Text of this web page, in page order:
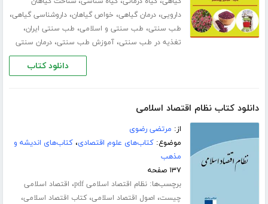
دارویی،درمان گیاهی، خواص گیاهان،داروشناسی گیاهی،
طب سنتی، طب سنتی و اسلامی، طب سنتی ایران،
تغذیه در طب سنتی،آموزش طب سنتی،درمان سنتی
دانلود کتاب
دانلود کتاب نظام اقتصاد اسلامی
از: مرتضی رضوی
موضوع:کتاب‌های علوم اقتصادی،کتاب‌های اندیشه و
مذهب
۱۳۷ صفحه
برچسب‌ها:نظام اقتصاد اسلامی pdf ، اقتصاد اسلامی
چیست، اصول اقتصاد اسلامی،کتاب اقتصاد اسلامی،